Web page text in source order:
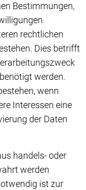
Bestimmungen,
rechtlichen
Dies betrifft
werden.
wenn
Interessen eine
der Daten
handels- oder
werden
ist zur